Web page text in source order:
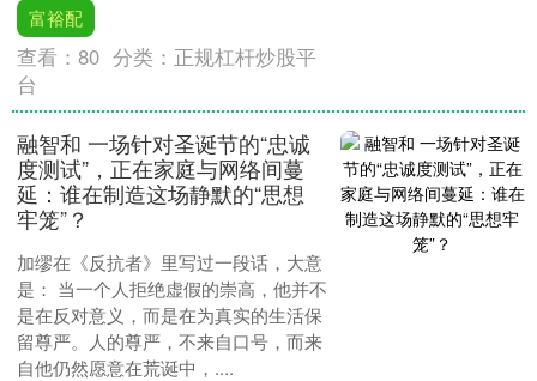
富裕配
查看：80 分类： 正规杠杆炒股平
台
融智和 一场针对圣诞节的“忠诚
度测试”，正在家庭与网络间蔓
延：谁在制造这场静默的“思想
牢笼”？
加缪在《反抗者》里写过一段话，大意
是： 当一个人拒绝虚假的崇高，他并不
是在反对意义，而是在为真实的生活保
留尊严。人的尊严，不来自口号，而来
自他仍然愿意在荒诞中，....